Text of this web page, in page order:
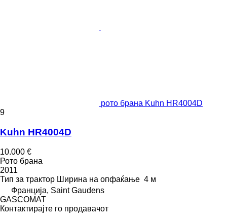
рото брана Kuhn HR4004D
9
Kuhn HR4004D
10.000 €
Рото брана
2011
Тип за трактор Ширина на опфаќање 4 м
Франција, Saint Gaudens
GASCOMAT
Контактирајте го продавачот